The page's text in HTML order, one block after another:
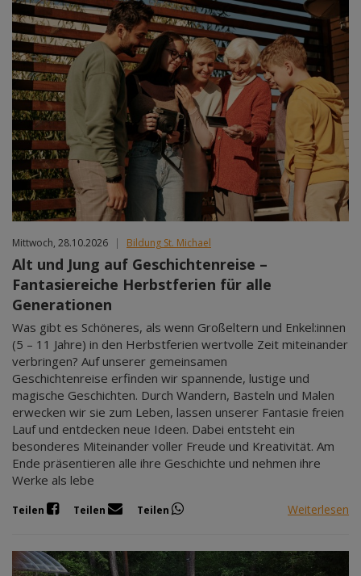
Mittwoch, 28.10.2026 | Bildung St. Michael
Alt und Jung auf Geschichtenreise –
Fantasiereiche Herbstferien für alle
Generationen
Was gibt es Schöneres, als wenn Großeltern und Enkel:innen
(5 – 11 Jahre) in den Herbstferien wertvolle Zeit miteinander
verbringen? Auf unserer gemeinsamen
Geschichtenreise erfinden wir spannende, lustige und
magische Geschichten. Durch Wandern, Basteln und Malen
erwecken wir sie zum Leben, lassen unserer Fantasie freien
Lauf und entdecken neue Ideen. Dabei entsteht ein
besonderes Miteinander voller Freude und Kreativität. Am
Ende präsentieren alle ihre Geschichte und nehmen ihre
Werke als lebe
Teilen Teilen Teilen Weiterlesen